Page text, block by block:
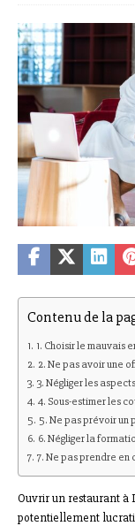
Contenu de la
1. Choisir le mauvais
2. Ne pas avoir une
3. Négliger les
4. Sous-estimer les
5. Ne pas prévoir un
6. Négliger la
7. Ne pas prendre
Ouvrir un restaurant à
potentiellement